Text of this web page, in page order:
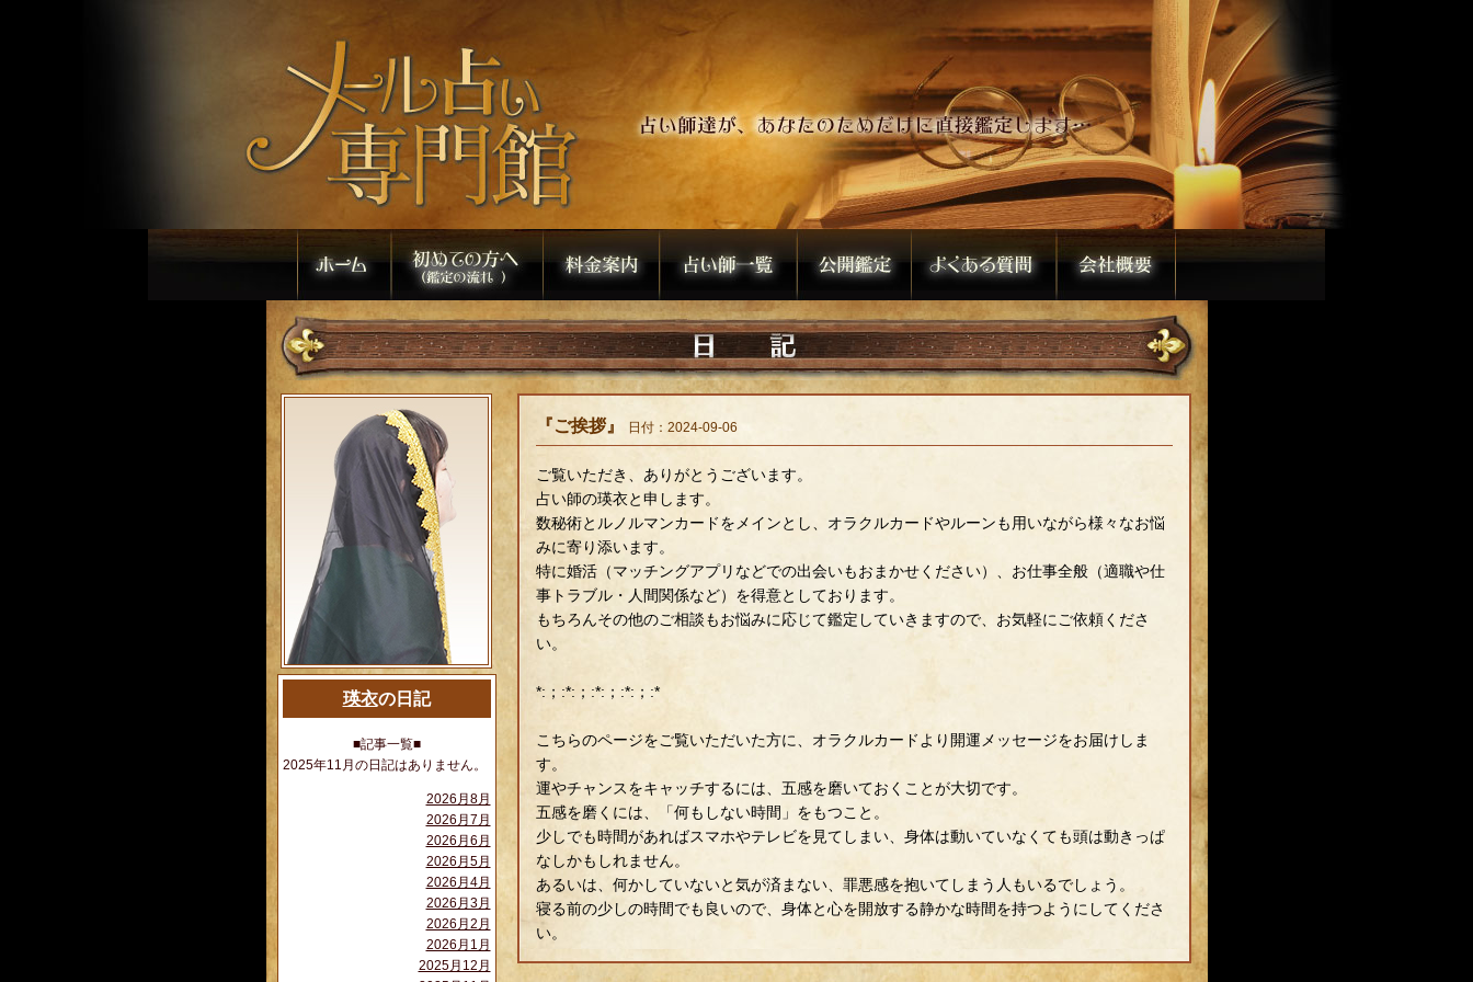
瑛衣の日記
■記事一覧■
2025年11月の日記はありません。
2026月8月
2026月7月
2026月6月
2026月5月
2026月4月
2026月3月
2026月2月
2026月1月
2025月12月
『ご挨拶』 日付：2024-09-06
ご覧いただき、ありがとうございます。
占い師の瑛衣と申します。
数秘術とルノルマンカードをメインとし、オラクルカードやルーンも用いながら様々なお悩
みに寄り添います。
特に婚活（マッチングアプリなどでの出会いもおまかせください）、お仕事全般（適職や仕
事トラブル・人間関係など）を得意としております。
もちろんその他のご相談もお悩みに応じて鑑定していきますので、お気軽にご依頼くださ
い。
*:；:*:；:*:；:*:；:*
こちらのページをご覧いただいた方に、オラクルカードより開運メッセージをお届けしま
す。
運やチャンスをキャッチするには、五感を磨いておくことが大切です。
五感を磨くには、「何もしない時間」をもつこと。
少しでも時間があればスマホやテレビを見てしまい、身体は動いていなくても頭は動きっぱ
なしかもしれません。
あるいは、何かしていないと気が済まない、罪悪感を抱いてしまう人もいるでしょう。
寝る前の少しの時間でも良いので、身体と心を開放する静かな時間を持つようにしてくださ
い。